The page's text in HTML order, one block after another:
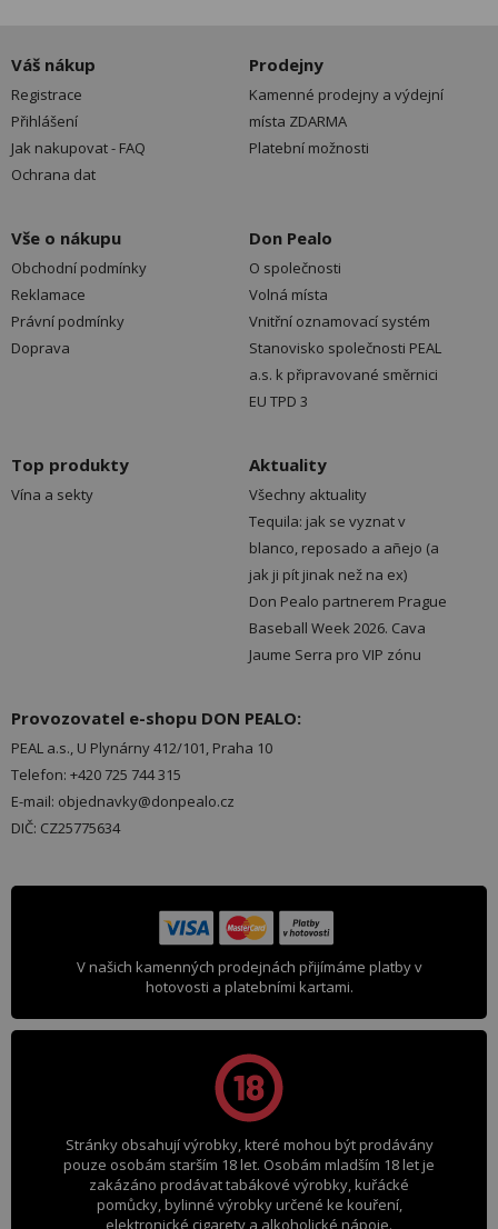
Váš nákup
Registrace
Přihlášení
Jak nakupovat - FAQ
Ochrana dat
Prodejny
Kamenné prodejny a výdejní
místa ZDARMA
Platební možnosti
Vše o nákupu
Obchodní podmínky
Reklamace
Právní podmínky
Doprava
Don Pealo
O společnosti
Volná místa
Vnitřní oznamovací systém
Stanovisko společnosti PEAL
a.s. k připravované směrnici
EU TPD 3
Top produkty
Vína a sekty
Aktuality
Všechny aktuality
Tequila: jak se vyznat v
blanco, reposado a añejo (a
jak ji pít jinak než na ex)
Don Pealo partnerem Prague
Baseball Week 2026. Cava
Jaume Serra pro VIP zónu
Provozovatel e-shopu DON PEALO:
PEAL a.s., U Plynárny 412/101, Praha 10
Telefon: +420 725 744 315
E-mail: objednavky@donpealo.cz
DIČ: CZ25775634
V našich kamenných prodejnách přijímáme platby v
hotovosti a platebními kartami.
Stránky obsahují výrobky, které mohou být prodávány
pouze osobám starším 18 let. Osobám mladším 18 let je
zakázáno prodávat tabákové výrobky, kuřácké
pomůcky, bylinné výrobky určené ke kouření,
elektronické cigarety a alkoholické nápoje.